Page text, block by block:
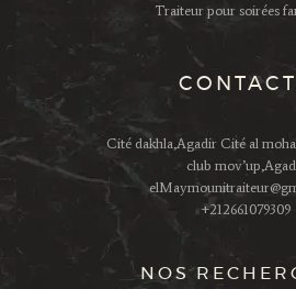
Traiteur pour soirées
Cité dakhla,Agadir Cité al
club
+212661079309
NOS